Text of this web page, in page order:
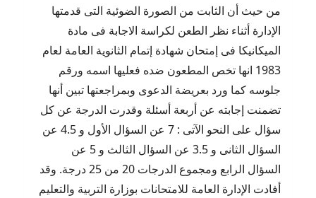
من حيث أن الثابت من الصورة الضوئية التى قدمتها
الإدارة أثناء نظر الطعن لكراسة الاجابة فى مادة
الميكانيكا فى إمتحان شهادة إتمام الثانوية العامة لعام
1983 انها تخص المطعون ضده فعليها اسمه ورقم
جلوسه كما ورد بعريضة الدعوى وبمراجعتها تبين أنها
تضمنت إجابته عن أربعة أسئلة وقدرت الدرجة عن كل
سؤال على النحو الآتى : 7 عن السؤال الأول و 4.5 عن
السؤال الثانى و 3.5 عن السؤال الثالث و 5 عن
السؤال الرابع ومجموع الدرجات 20 من 25 درجة. وقد
أفادت الإدارة العامة للامتحانات بوزارة التربية والتعليم